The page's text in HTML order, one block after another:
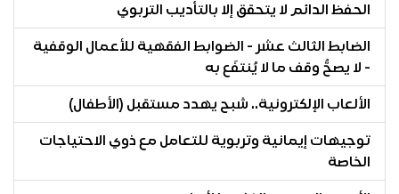
الحفظ الدائم لا يتحقق إلا بالتأديب التربوي
الضابط الثالث عشر - الضوابط الفقهية للأعمال الوقفية
- لا يصحُّ وقف ما لا يُنتفَع به
الألعاب الإلكترونية.. شبح يهدد مستقبل (الأطفال)
توجيهات إيمانية وتربوية للتعامل مع ذوي الاحتياجات
الخاصة